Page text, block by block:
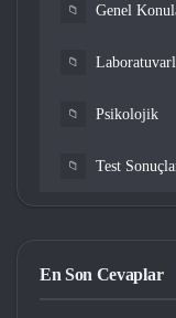
📁 Genel
📁
📁 Psikolojik
📁 Test
En Son Cevaplar